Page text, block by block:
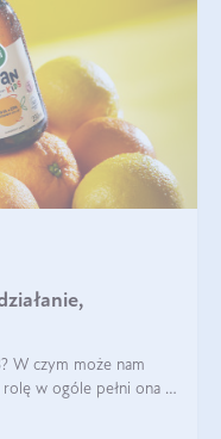
W czym może nam
w ogóle pełni ona w